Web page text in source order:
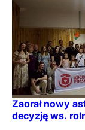
Zaorał nowy
decyzję ws.